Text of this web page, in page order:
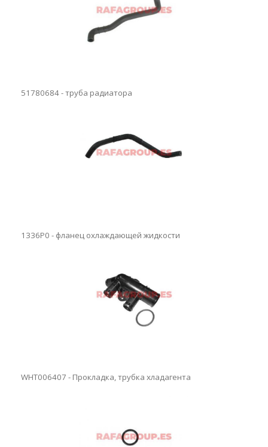
51780684 - труба радиатора
1336P0 - фланец охлаждающей жидкости
WHT006407 - Прокладка, трубка хладагента